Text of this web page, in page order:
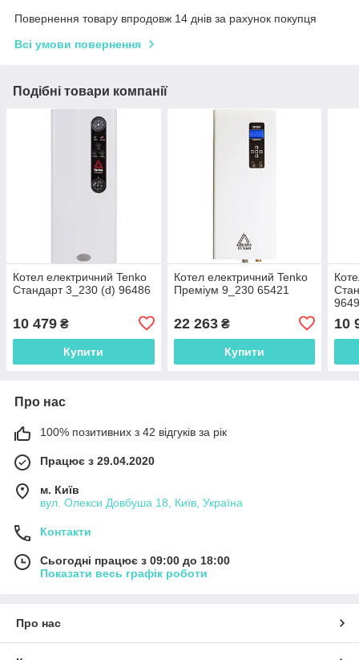
Повернення товару впродовж 14 днів за рахунок покупця
Всі умови повернення
Подібні товари компанії
Котел електричний Tenko
Cтандарт 3_230 (d) 96486
10 479 ₴
Купити
Котел електричний Tenko
Преміум 9_230 65421
22 263₴
Купити
10
Про нас
100% позитивних з 42 відгуків за рік
Працює з 29.04.2020
м. Київ
вул. Олекси Довбуша 18, Київ, Україна
Контакти
Сьогодні працює з 09:00 до 18:00
Показати весь графік роботи
Про нас